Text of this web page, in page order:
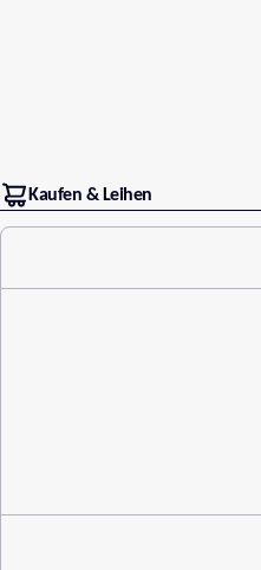
Kaufen & Leihen